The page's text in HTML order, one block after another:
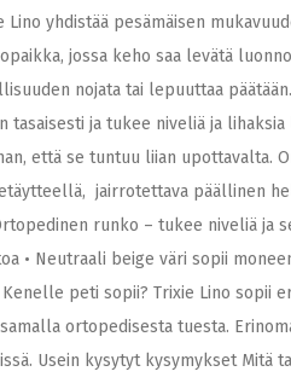
Lino yhdistää pesämäisen
jossa keho saa levätä
nojata tai lepuuttaa
tasaisesti ja tukee niveliä ja
että se tuntuu liian upottavalta.
jairrotettava päällinen
runko – tukee niveliä ja
• Neutraali beige väri sopii
Kenelle peti sopii? Trixie Lino sopii
ortopedisesta tuesta.
Usein kysytyt kysymykset